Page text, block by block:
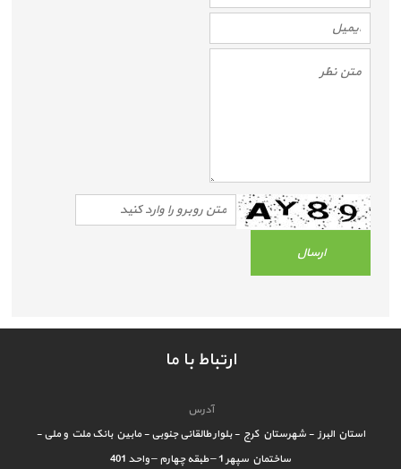
ارتباط با ما
آدرس
استان البرز - شهرستان کرج - بلوار طالقانی جنوبی - مابین بانک ملت و ملی -
ساختمان سپهر 1 – طبقه چهارم – واحد 401